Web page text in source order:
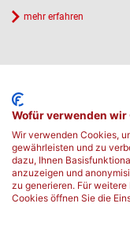
mehr erfahren
Wofür verwenden wir
Wir verwenden Cookies,
gewährleisten und zu
dazu, Ihnen
anzuzeigen und
zu generieren. Für
Cookies öffnen Sie die